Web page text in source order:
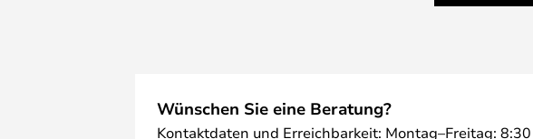
Wünschen Sie eine Beratung?
Kontaktdaten und Erreichbarkeit: Montag–Freitag: